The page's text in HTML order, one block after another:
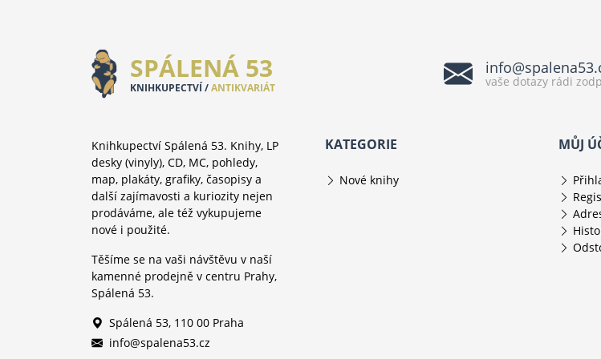
SPÁLENÁ 53
KNIHKUPECTVÍ /ANTIKVARIÁT vaše dotazy rádi
Knihkupectví Spálená 53. Knihy, LP
desky (vinyly), CD, MC, pohledy,
map, plakáty, grafiky, časopisy a
další zajímavosti a kuriozity nejen
prodáváme, ale též vykupujeme
nové i použité.
Těšíme se na vaši návštěvu v naší
kamenné prodejně v centru Prahy,
Spálená 53.
Spálená 53, 110 00 Praha
info@spalena53.cz
KATEGORIE
Nové knihy
MŮJ